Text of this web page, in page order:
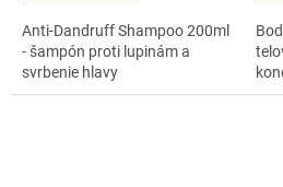
Anti-Dandruff Shampoo 200ml
- šampón proti lupinám a
svrbenie hlavy